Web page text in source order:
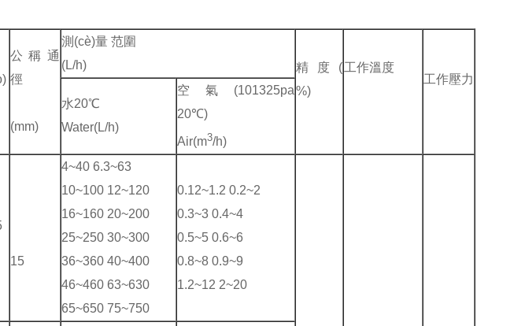
公稱通
徑
(mm)
測(cè)量 范圍
(L/h)
精度(
%)
工作溫度
工作壓力
水20℃
Water(L/h)
空氣(101325pa
20℃)
Air(m3/h)
15
4~40 6.3~63
10~100 12~120
16~160 20~200
25~250 30~300
36~360 40~400
46~460 63~630
65~650 75~750
0.12~1.2 0.2~2
0.3~3 0.4~4
0.5~5 0.6~6
0.8~8 0.9~9
1.2~12 2~20